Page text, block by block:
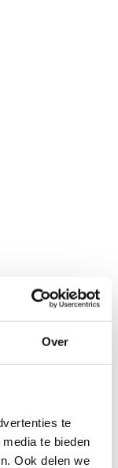
Over
te
te bieden
Ook delen we